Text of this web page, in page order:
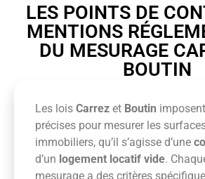
LES POINTS DE
MENTIONS
DU MESURAGE
BOUTIN
Les lois Carrez et Boutin
précises pour mesurer les
immobiliers, qu’il s’agisse d’une
d’un logement locatif vide.
mesurage a des critères